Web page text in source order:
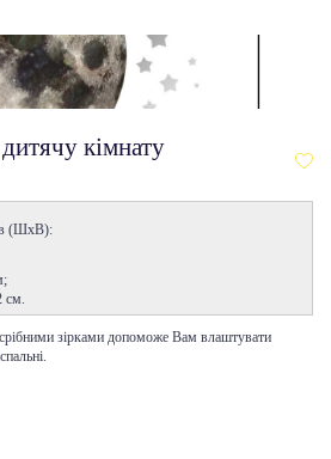
кімнату
(ШхВ):
;
см.
срібними зірками допоможе Вам влаштувати